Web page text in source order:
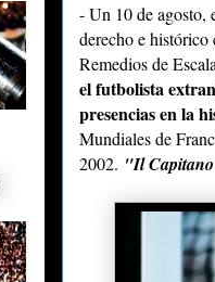
- Un 10 de agosto,
derecho e
Remedios de
el futbolista
presencias en la
Mundiales de
2002. "Il